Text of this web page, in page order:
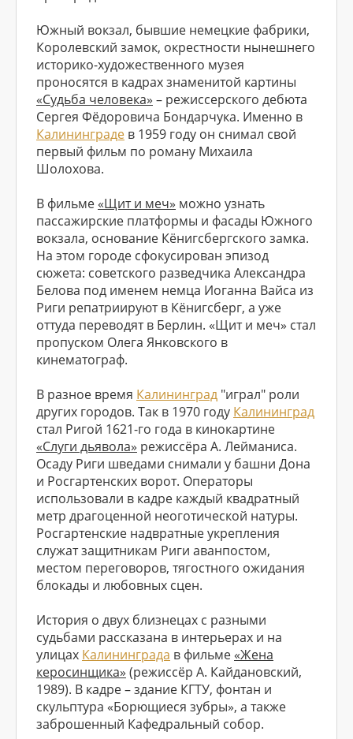
Южный вокзал, бывшие немецкие фабрики,
Королевский замок, окрестности нынешнего
историко-художественного музея
проносятся в кадрах знаменитой картины
«Судьба человека» – режиссерского дебюта
Сергея Фёдоровича Бондарчука. Именно в
Калининграде в 1959 году он снимал свой
первый фильм по роману Михаила
Шолохова.
В фильме «Щит и меч» можно узнать
пассажирские платформы и фасады Южного
вокзала, основание Кёнигсбергского замка.
На этом городе сфокусирован эпизод
сюжета: советского разведчика Александра
Белова под именем немца Иоганна Вайса из
Риги репатриируют в Кёнигсберг, а уже
оттуда переводят в Берлин. «Щит и меч» стал
пропуском Олега Янковского в
кинематограф.
В разное время Калининград "играл" роли
других городов. Так в 1970 году Калининград
стал Ригой 1621-го года в кинокартине
«Слуги дьявола» режиссёра А. Лейманиса.
Осаду Риги шведами снимали у башни Дона
и Росгартенских ворот. Операторы
использовали в кадре каждый квадратный
метр драгоценной неоготической натуры.
Росгартенские надвратные укрепления
служат защитникам Риги аванпостом,
местом переговоров, тягостного ожидания
блокады и любовных сцен.
История о двух близнецах с разными
судьбами рассказана в интерьерах и на
улицах Калининграда в фильме «Жена
керосинщика» (режиссёр А. Кайдановский,
1989). В кадре – здание КГТУ, фонтан и
скульптура «Борющиеся зубры», а также
заброшенный Кафедральный собор.